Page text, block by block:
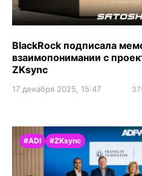
BlackRock подписала
взаимопонимании с
ZKsync
17 декабря 2025, 15:47
#ADI #ZKsync